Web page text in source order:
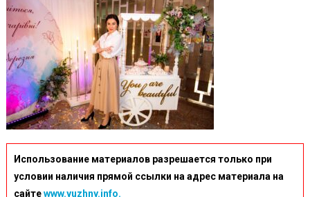
Использование материалов разрешается только при
условии наличия прямой ссылки на адрес материала на
сайтеwww.yuzhny.info.